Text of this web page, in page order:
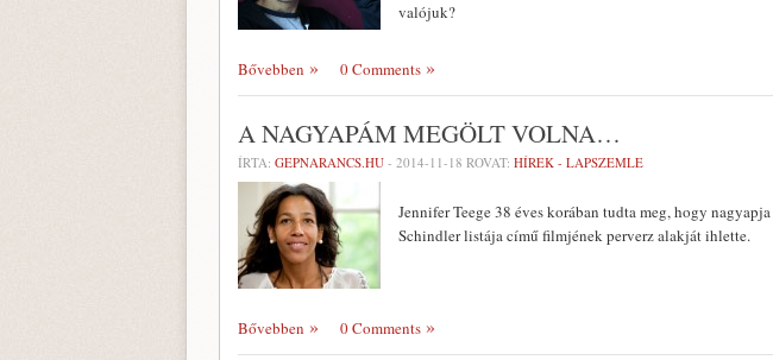
valójuk?
Bővebben 0 Comments
A NAGYAPÁM MEGÖLT VOLNA…
ÍRTA: GEPNARANCS.HU - 2014-11-18 ROVAT: HÍREK - LAPSZEMLE
Jennifer Teege 38 éves korában tudta meg, hogy
Schindler listája című filmjének perverz alakját ihlette.
Bővebben 0 Comments